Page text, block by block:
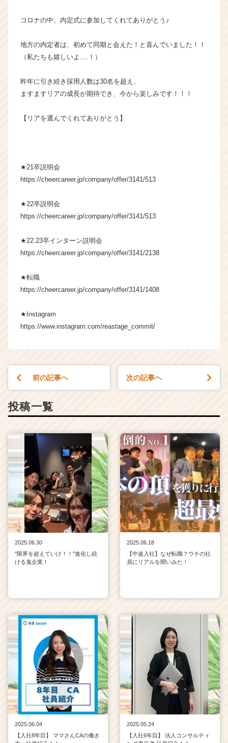
ら
カ
が
く
活
ア
h
e
a
e
コロナの中、内定式に参加してくれてありがとう♪
地方の内定者は、初めて同期と会えた！と喜んでいました！！
（私たちも嬉しいよ....！）
昨年に引き続き採用人数は30名を超え、
ますますリアの成長が期待でき、今から楽しみです！！！
【リアを選んでくれてありがとう】
★21卒説明会
https://cheercareer.jp/company/offer/3141/513
★22卒説明会
https://cheercareer.jp/company/offer/3141/513
★22.23卒インターン説明会
https://cheercareer.jp/company/offer/3141/2138
★転職
https://cheercareer.jp/company/offer/3141/1408
★Instagram
https://www.instagram.com/reastage_commit/
前の記事へ 次の記事へ
投稿一覧
2025.06.30
"限界を超えていけ！！"進化し続
ける鬼企業！
2025.06.18
【中途入社】なぜ転職？ウチの社
員にリアルを聞いみた！
2025.06.04
【入社8年目】 ママさんCAの働き
2025.05.24
【入社6年目】 法人コンサルティ